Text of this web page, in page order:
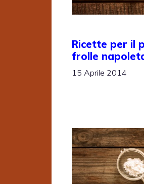
Ricette per il
frolle
15 Aprile 2014